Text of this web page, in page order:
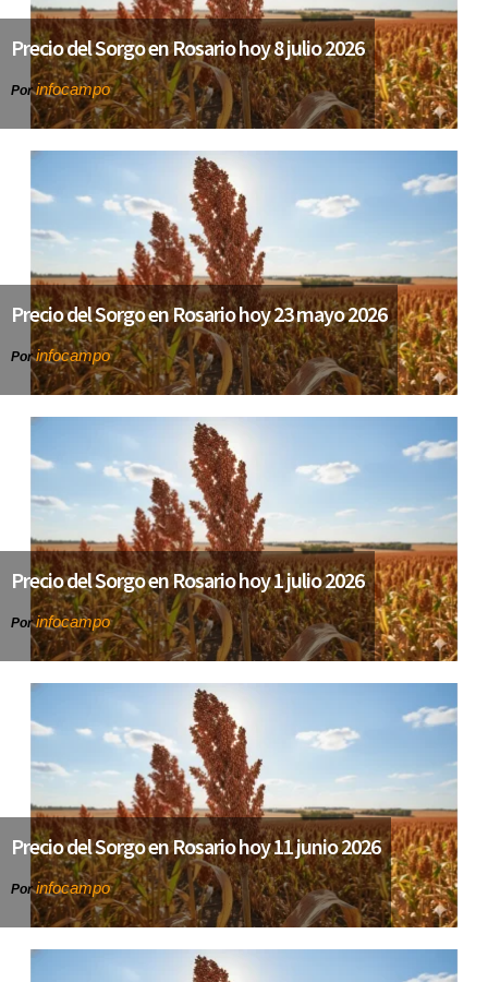
Precio del Sorgo en Rosario hoy 8 julio 2026
Porinfocampo
Precio del Sorgo en Rosario hoy 23 mayo 2026
Porinfocampo
Precio del Sorgo en Rosario hoy 1 julio 2026
Porinfocampo
Precio del Sorgo en Rosario hoy 11 junio 2026
Porinfocampo